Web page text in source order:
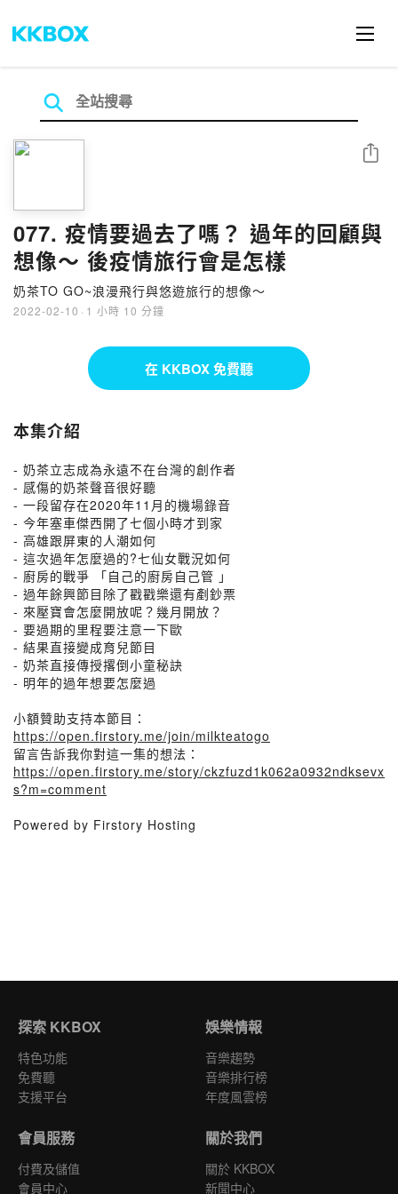
077. 疫情要過去了嗎？ 過年的回顧與
想像～ 後疫情旅行會是怎樣
奶茶TO GO~浪漫飛行與悠遊旅行的想像～
2022-02-10 · 1 小時 10 分鐘
分享
在 KKBOX 免費聽
本集介紹
- 奶茶立志成為永遠不在台灣的創作者
- 感傷的奶茶聲音很好聽
- 一段留存在2020年11月的機場錄音
- 今年塞車傑西開了七個小時才到家
- 高雄跟屏東的人潮如何
- 這次過年怎麼過的?七仙女戰況如何
- 廚房的戰爭 「自己的廚房自己管 」
- 過年餘興節目除了戳戳樂還有剷鈔票
- 來壓寶會怎麼開放呢？幾月開放？
- 要過期的里程要注意一下歐
- 結果直接變成育兒節目
- 奶茶直接傳授撂倒小童秘訣
- 明年的過年想要怎麼過
小額贊助支持本節目：
https://open.firstory.me/join/milkteatogo
留言告訴我你對這一集的想法：
https://open.firstory.me/story/ckzfuzd1k062a0932ndksevx
s?m=comment
Powered by Firstory Hosting
探索 KKBOX
特色功能
免費聽
支援平台
娛樂情報
音樂趨勢
音樂排行榜
年度風雲榜
會員服務
付費及儲值
會員中心
關於我們
關於 KKBOX
新聞中心